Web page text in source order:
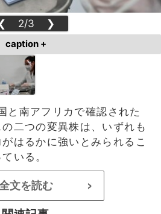
2/3 ❯
caption +
と南アフリカで確認された
二つの変異株は、いずれも
はるかに強いとみられるこ
いる。
文を読む >